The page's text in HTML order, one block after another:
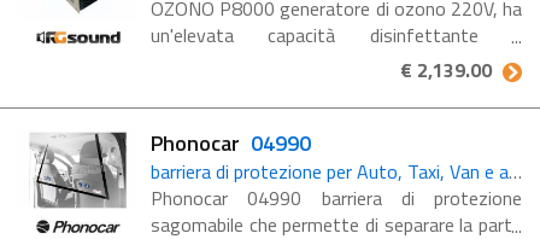
OZONO P8000 generatore di ozono 220V, ha
un'elevata capacità disinfettante e
battericida. Capacità produttiva di Ozono:
8000 mgr/h. Grazie alle loro capacità
disinfettanti, ...
€ 2,139.00
Phonocar 04990
barriera di protezione per Auto, Taxi, Van e altri veicoli
Phonocar 04990 barriera di protezione
sagomabile che permette di separare la parte